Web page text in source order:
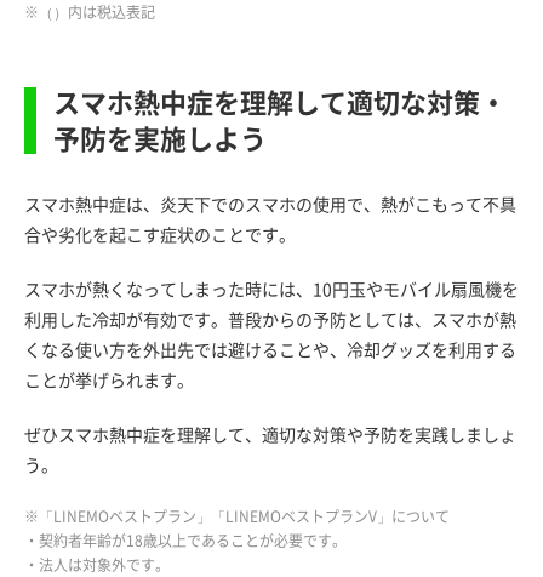
※（）内は税込表記
スマホ熱中症を理解して適切な対策・
予防を実施しよう
スマホ熱中症は、炎天下でのスマホの使用で、熱がこもって不具
合や劣化を起こす症状のことです。
スマホが熱くなってしまった時には、10円玉やモバイル扇風機を
利用した冷却が有効です。普段からの予防としては、スマホが熱
くなる使い方を外出先では避けることや、冷却グッズを利用する
ことが挙げられます。
ぜひスマホ熱中症を理解して、適切な対策や予防を実践しましょ
う。
※「LINEMOベストプラン」「LINEMOベストプランV」について
・契約者年齢が18歳以上であることが必要です。
・法人は対象外です。